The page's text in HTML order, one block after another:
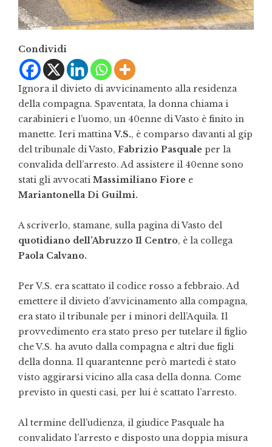
Condividi
Ignora il divieto di avvicinamento alla residenza
della compagna. Spaventata, la donna chiama i
carabinieri e l’uomo, un 40enne di Vasto è finito in
manette. Ieri mattinaV.S., è comparso davanti al gip
del tribunale di Vasto, Fabrizio Pasquale per la
convalida dell’arresto. Ad assistere il 40enne sono
stati gli avvocati Massimiliano Fiore e
Mariantonella Di Guilmi.
A scriverlo, stamane, sulla pagina di Vasto del
quotidiano dell’Abruzzo Il Centro, è la collega
Paola Calvano.
Per V.S. era scattato il codice rosso a febbraio. Ad
emettere il divieto d’avvicinamento alla compagna,
era stato il tribunale per i minori dell’Aquila. Il
provvedimento era stato preso per tutelare il figlio
che V.S. ha avuto dalla compagna e altri due figli
della donna. Il quarantenne però martedì è stato
visto aggirarsi vicino alla casa della donna. Come
previsto in questi casi, per lui è scattato l’arresto.
Al termine dell’udienza, il giudice Pasquale ha
convalidato l’arresto e disposto una doppia misura